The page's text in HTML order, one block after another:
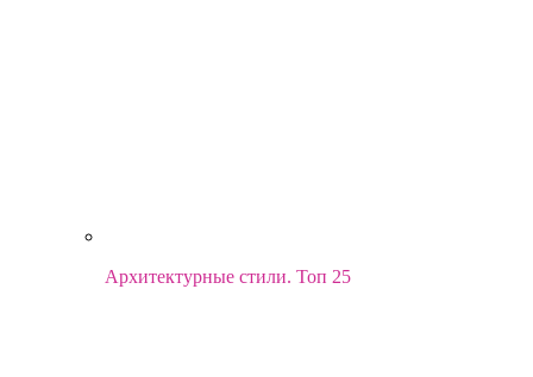
Архитектурные стили. Топ 25